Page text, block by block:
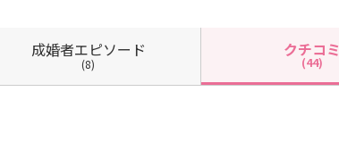
成婚者エピソード
(8)
クチコミ
(44)